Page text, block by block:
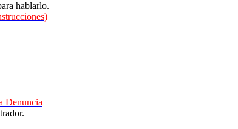
hablarlo.
Denuncia